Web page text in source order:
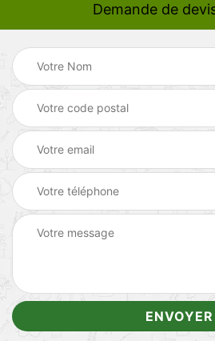
Demande de